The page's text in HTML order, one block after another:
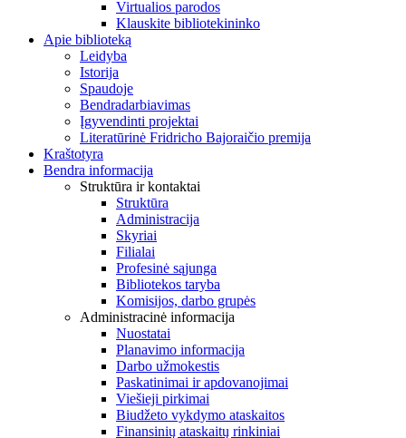
Virtualios parodos
Klauskite bibliotekininko
Apie biblioteką
Leidyba
Istorija
Spaudoje
Bendradarbiavimas
Įgyvendinti projektai
Literatūrinė Fridricho Bajoraičio premija
Kraštotyra
Bendra informacija
Struktūra ir kontaktai
Struktūra
Administracija
Skyriai
Filialai
Profesinė sąjunga
Bibliotekos taryba
Komisijos, darbo grupės
Administracinė informacija
Nuostatai
Planavimo informacija
Darbo užmokestis
Paskatinimai ir apdovanojimai
Viešieji pirkimai
Biudžeto vykdymo ataskaitos
Finansinių ataskaitų rinkiniai